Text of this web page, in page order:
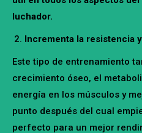
luchador.
Incrementa la resistencia
Este tipo de entrenamiento
crecimiento óseo, el
energía en los músculos y
punto después del cual
perfecto para un mejor